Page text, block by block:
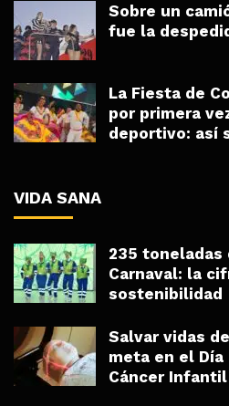
Sobre un
fue la
La Fiesta de
por primera
deportivo: así
VIDA SANA
235 toneladas
Carnaval: la
sostenibilidad
Salvar vidas
meta en el
Cáncer Infantil